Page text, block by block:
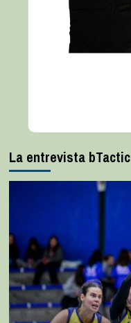
La entrevista bTactic